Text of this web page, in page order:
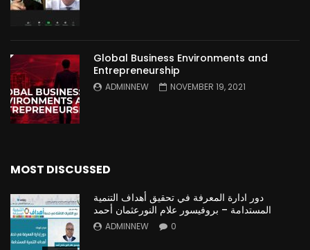
Global Business Environments and
Entrepreneurship
ADMINNEW NOVEMBER 19, 2021
MOST DISCUSSED
دور ادارة المعرفة في تحقيق أهداف التنمية
المستدامة – بروفيسور علام النورعثمان أحمد
ADMINNEW 0